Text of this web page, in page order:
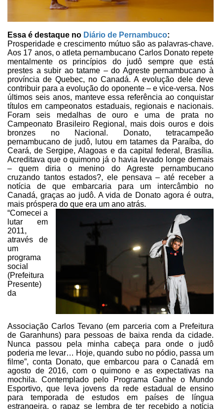
Essa é destaque no Diário de Pernambuco:
Prosperidade e crescimento mútuo são as palavras-chave.
Aos 17 anos, oatleta pernambucano Carlos Donato repete
mentalmente os princípios do judô sempre que está
prestes a subir ao tatame – do Agreste pernambucano à
província de Quebec, no Canadá. A evolução dele deve
contribuir para a evolução do oponente – e vice-versa. Nos
últimos seis anos, manteve essa referência ao conquistar
títulos em campeonatos estaduais, regionais e nacionais.
Foram seis medalhas de ouro e uma de prata no
Campeonato Brasileiro Regional, mais dois ouros e dois
bronzes no Nacional. Donato, tetracampeão
pernambucano de judô, lutou em tatames da Paraíba, do
Ceará, de Sergipe, Alagoas e da capital
federal, Brasília.
Acreditava que o quimono já o havia levado longe demais
– quem diria o menino do Agreste pernambucano
cruzando tantos estados?, elepensava – até receber a
notícia de que embarcaria para um intercâmbio no
Canadá, graças ao judô. A vida de Donato agora é outra,
mais próspera do que era um ano atrás.
“Comecei a
lutar em
2011,
através de
um
programa
social
(Prefeitura
Presente)
da
Associação Carlos Tevano (em parceria com a Prefeitura
de Garanhuns) para pessoas de baixa renda da cidade.
Nunca passou pela minha cabeça para onde o judô
poderia me levar… Hoje, quando subo no pódio, passa um
filme”, conta Donato, que embarcou para o Canadá em
agosto de 2016, com o quimono e as expectativas na
mochila. Contemplado pelo Programa Ganhe o Mundo
Esportivo, que leva jovens da rede estadual de ensino
para temporada de estudos em países de língua
estrangeira, o rapaz se lembra de ter recebido a notícia